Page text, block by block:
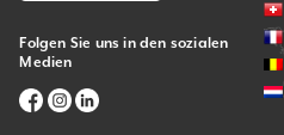
Folgen Sie uns in den sozialen
Medien